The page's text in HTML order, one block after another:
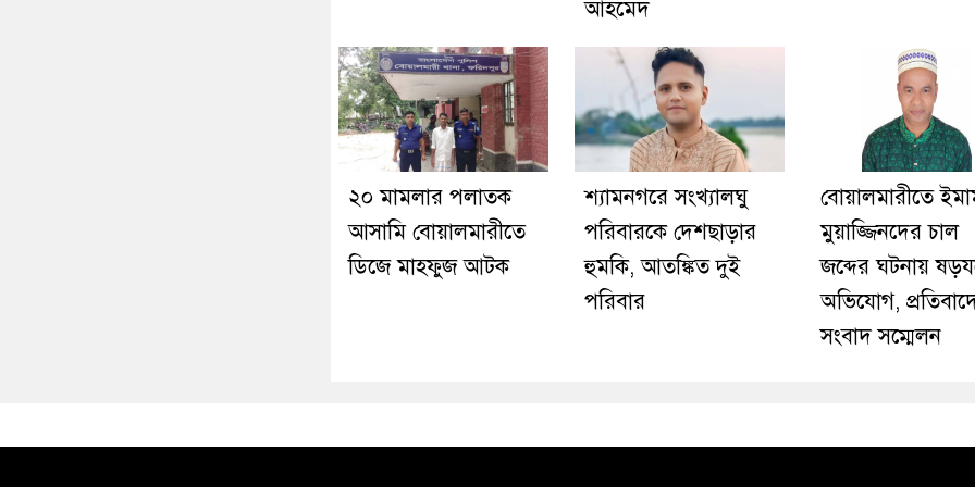
আহমেদ
২০ মামলার পলাতক
আসামি বোয়ালমারীতে
ডিজে মাহফুজ আটক
শ্যামনগরে সংখ্যালঘু
পরিবারকে দেশছাড়ার
হুমকি, আতঙ্কিত দুই
পরিবার
বোয়ালমারীতে
মুয়াজ্জিনদের চাল
জব্দের ঘটনায়
অভিযোগ,
সংবাদ সম্মেলন